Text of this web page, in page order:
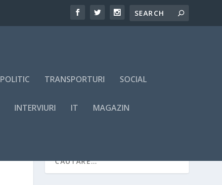
POLITIC TRANSPORTURI SOCIAL
INTERVIURI IT MAGAZIN